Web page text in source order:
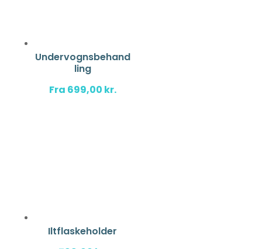
Undervognsbehand
ling
Fra 699,00 kr.
Iltflaskeholder